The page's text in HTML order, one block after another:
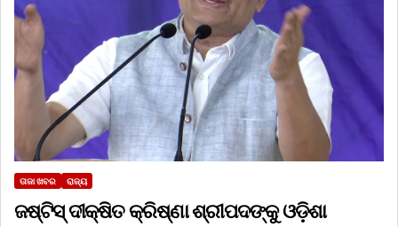
ତାଜା ଖବର ରାଜ୍ୟ
ଜଷ୍ଟିସ୍ ଦୀକ୍ଷିତ କ୍ରିଷ୍ଣା ଶ୍ରୀପଦଙ୍କୁ ଓଡ଼ିଶା